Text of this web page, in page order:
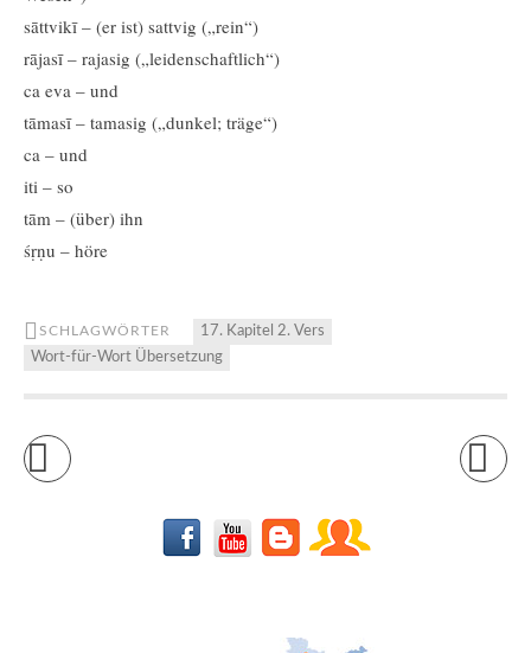
sāttvikī – (er ist) sattvig („rein“)
rājasī – rajasig („leidenschaftlich“)
ca eva – und
tāmasī – tamasig („dunkel; träge“)
ca – und
iti – so
tām – (über) ihn
śṛṇu – höre
SCHLAGWÖRTER
17. Kapitel 2. Vers
Wort-für-Wort Übersetzung